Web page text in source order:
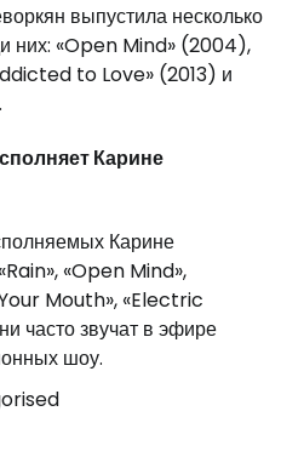
выпустила несколько
них: «Open Mind» (2004),
to Love» (2013) и
Карине
Карине
«Open Mind»,
Mouth», «Electric
часто звучат в эфире
шоу.